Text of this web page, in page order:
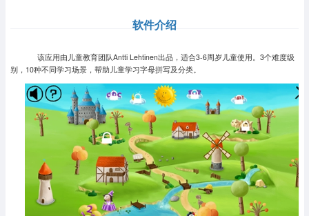
软件介绍
该应用由儿童教育团队Antti Lehtinen出品，适合3-6周岁儿童使用。3个难度级
别，10种不同学习场景，帮助儿童学习字母拼写及分类。